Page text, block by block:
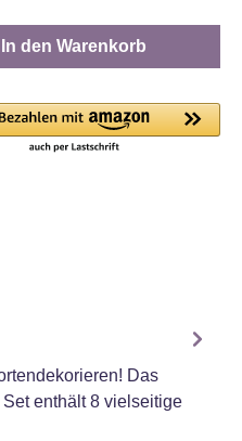
gewünschten
In den Warenkorb
Das
enthält 8 vielseitige